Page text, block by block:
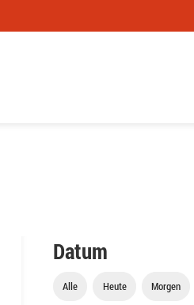
Datum
Alle Heute Morgen